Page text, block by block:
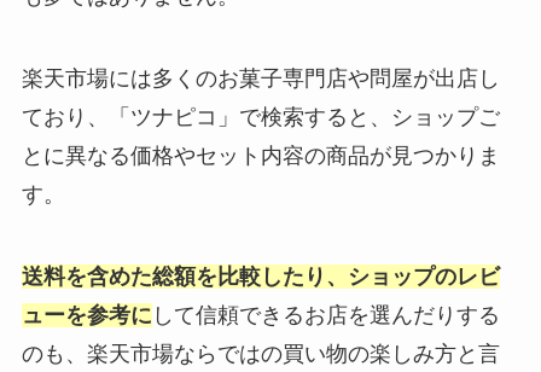
楽天市場には多くのお菓子専門店や問屋が出店し
ており、「ツナピコ」で検索すると、ショップご
とに異なる価格やセット内容の商品が見つかりま
す。
送料を含めた総額を比較したり、ショップのレビ
ューを参考に して信頼できるお店を選んだりする
のも、楽天市場ならではの買い物の楽しみ方と言